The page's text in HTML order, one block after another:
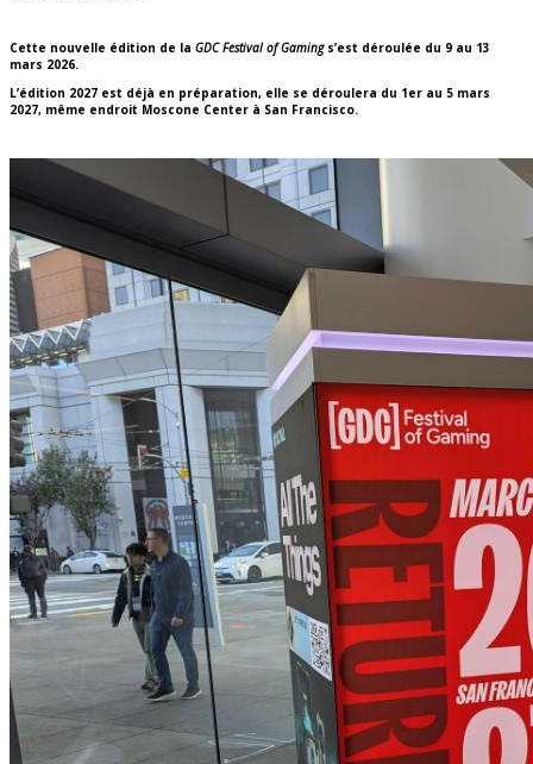
Cette nouvelle édition de la GDC Festival of Gamings’est déroulée du 9 au 13
mars 2026.
L’édition 2027 est déjà en préparation, elle se déroulera du 1er au 5 mars
2027, même endroit Moscone Center à San Francisco.